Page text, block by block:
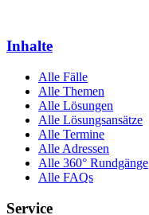
Inhalte
Alle Fälle
Alle Themen
Alle Lösungen
Alle Lösungsansätze
Alle Termine
Alle Adressen
Alle 360° Rundgänge
Alle FAQs
Service